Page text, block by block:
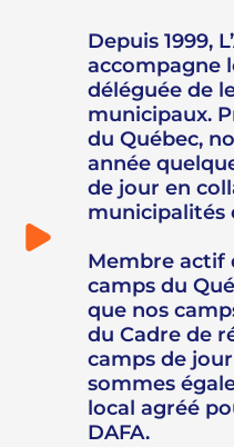
Depuis 1999,
accompagne
déléguée de
municipaux.
du Québec,
année
de jour en
municipalités
Membre actif
camps du
que nos
du Cadre de
camps de
sommes
local agréé
DAFA.